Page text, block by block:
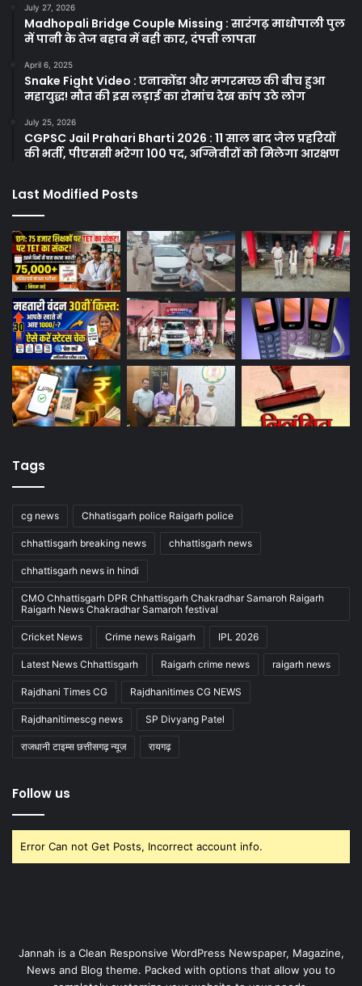
July 27, 2026
Madhopali Bridge Couple Missing : सारंगढ़ माधोपाली पुल
में पानी के तेज बहाव में बही कार, दंपत्ती लापता
April 6, 2025
Snake Fight Video : एनाकोंडा और मगरमच्छ की बीच हुआ
महायुद्ध! मौत की इस लड़ाई का रोमांच देख कांप उठे लोग
July 25, 2026
CGPSC Jail Prahari Bharti 2026 : 11 साल बाद जेल प्रहरियों
की भर्ती, पीएससी भरेगा 100 पद, अग्निवीरों को मिलेगा आरक्षण
Last Modified Posts
Tags
cg news Chhatisgarh police Raigarh police
chhattisgarh breaking news chhattisgarh news
chhattisgarh news in hindi
CMO Chhattisgarh DPR Chhattisgarh Chakradhar Samaroh Raigarh
Raigarh News Chakradhar Samaroh festival
Cricket News Crime news Raigarh IPL 2026
Latest News Chhattisgarh Raigarh crime news raigarh news
Rajdhani Times CG Rajdhanitimes CG NEWS
Rajdhanitimescg news SP Divyang Patel
राजधानी टाइम्स छत्तीसगढ़ न्यूज रायगढ़
Follow us
Error Can not Get Posts, Incorrect account info.
Jannah is a Clean Responsive WordPress Newspaper, Magazine,
News and Blog theme. Packed with options that allow you to